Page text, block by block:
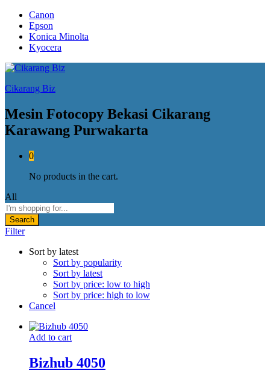
Canon
Epson
Konica Minolta
Kyocera
Cikarang Biz
Mesin Fotocopy Bekasi Cikarang
Karawang Purwakarta
0
No products in the cart.
All
Search
Filter
Sort by latest
Sort by popularity
Sort by latest
Sort by price: low to high
Sort by price: high to low
Cancel
Add to cart
Bizhub 4050